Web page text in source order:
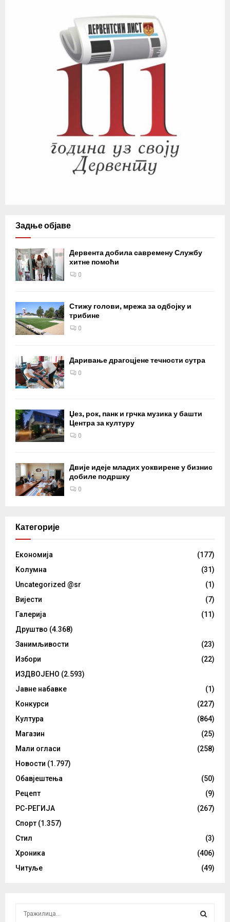
Задње објаве
Дервента добила савремену Службу
хитне помоћи
0
Стижу голови, мрежа за одбојку и
трибине
0
Даривање драгоцјене течности сутра
0
Џез, рок, панк и грчка музика у башти
Центра за културу
0
Двије идеје младих уоквирене у бизнис
добиле подршку
0
Категорије
Eкономија
(177)
Kолумнa
(31)
Uncategorized @sr
(1)
Вијести
(7)
Галерија
(11)
Друштво (4.368)
Занимљивости
(23)
Избори
(22)
ИЗДВОЈЕНО (2.593)
Јавне набавке
(1)
Конкурси
(227)
Култура
(864)
Магазин
(25)
Мали огласи
(258)
Новости (1.797)
Обавјештења
(50)
Рецепт
(9)
РС-РЕГИЈА
(267)
Спорт (1.357)
Стил
(3)
Хроника
(406)
Читуље
(49)